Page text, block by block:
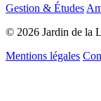
Gestion & Études
© 2026 Jardin de la
Mentions légales